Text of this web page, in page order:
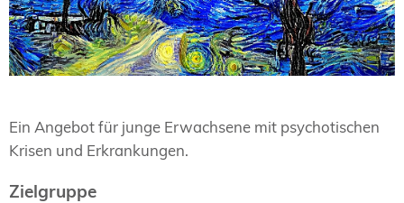
Ein Angebot für junge Erwachsene mit psychotischen
Krisen und Erkrankungen.
Zielgruppe